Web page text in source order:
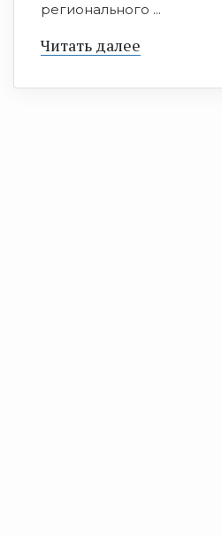
регионального ...
Читать далее